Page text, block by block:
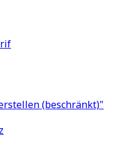
(beschränkt)"